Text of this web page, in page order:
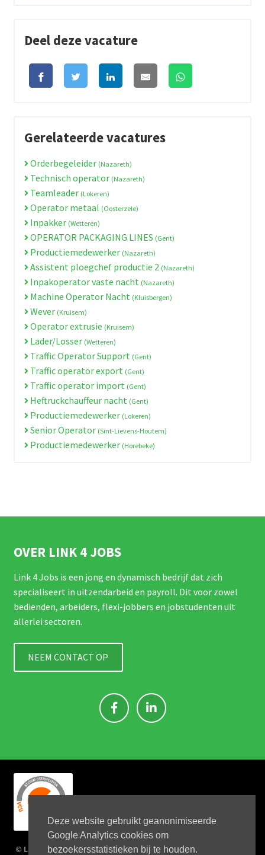
Deze website gebruikt geanonimiseerde
Google Analytics cookies om
bezoekersstatistieken bij te houden.
Deel deze vacature
Gerelateerde vacatures
Orderbegeleider (Nazareth)
Technisch operator (Nazareth)
Teamleader (Lokeren)
Operator metaal (Oosterzele)
Inpakker (Wetteren)
OPERATOR PACKAGING LINES (Gent)
Productiemedewerker (Nazareth)
Assistent ploegchef productie 2 (Nazareth)
Inpakoperator vaste nacht (Nazareth)
Machine Operator Nacht (Kluisbergen)
Wever (Kruisem)
Operator extrusie (Kruisem)
Lader/Losser (Wetteren)
Traffic Operator Support (Gent)
Traffic operator export (Gent)
Traffic operator import (Gent)
Heftruckchauffeur nacht (Gent)
Productiemedewerker (Lokeren)
Senior Operator (Sint-Lievens-Houtem)
Productiemedewerker (Horebeke)
OVER LINK 4 JOBS
Link 4 Jobs is een jong en dynamisch bedrijf dat zich
specialiseert in uitzendarbeid en payroll. Dit voor zowel
bedienden, arbeiders, flexi-jobbers en jobstudenten uit
allerlei sectoren.
NEEM CONTACT OP
© Link 4 Jobs 2023